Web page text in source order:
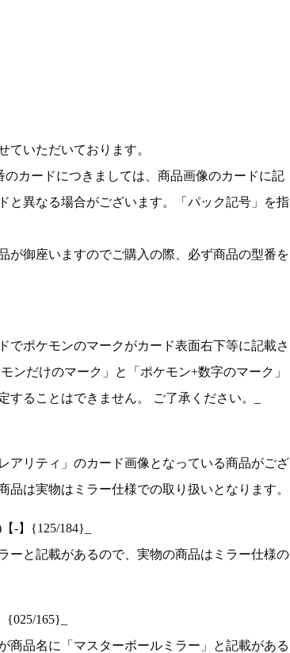
ていただいております。
カードにつきましては、商品画像のカードに記
と異なる場合がございます。「パック記号」を指
が御座いますのでご購入の際、必ず商品の型番を
でポケモンのマークがカード表面右下等に記載さ
ンだけのマーク」と「ポケモン+数字のマーク」
ることはできません。 ご了承ください。_
アリティ」のカード画像となっている商品がござ
は実物はミラー仕様での取り扱いとなります。
-】{125/184}_
ーと記載があるので、実物の商品はミラー仕様の
165}_
商品名に「マスターボールミラー」と記載がある